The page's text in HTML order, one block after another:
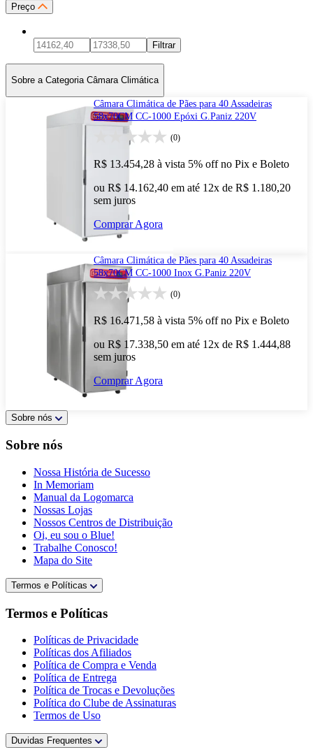
Preço
Filtrar
Sobre a Categoria Câmara Climática
Câmara Climática de Pães para 40 Assadeiras
58x70CM CC-1000 Epóxi G.Paniz 220V
(0)
R$ 13.454,28 à vista 5% off no Pix e Boleto
ou R$ 14.162,40 em até 12x de R$ 1.180,20
sem juros
Comprar Agora
Câmara Climática de Pães para 40 Assadeiras
58x70CM CC-1000 Inox G.Paniz 220V
(0)
R$ 16.471,58 à vista 5% off no Pix e Boleto
ou R$ 17.338,50 em até 12x de R$ 1.444,88
sem juros
Comprar Agora
Sobre nós
Sobre nós
Nossa História de Sucesso
In Memoriam
Manual da Logomarca
Nossas Lojas
Nossos Centros de Distribuição
Oi, eu sou o Blue!
Trabalhe Conosco!
Mapa do Site
Termos e Políticas
Termos e Políticas
Políticas de Privacidade
Políticas dos Afiliados
Política de Compra e Venda
Política de Entrega
Política de Trocas e Devoluções
Política do Clube de Assinaturas
Termos de Uso
Duvidas Frequentes